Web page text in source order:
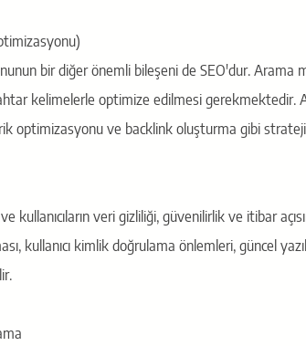
bir diğer önemli bileşeni de SEO'dur. Arama
kelimelerle optimize edilmesi gerekmektedir.
optimizasyonu ve backlink oluşturma gibi
kullanıcıların veri gizliliği, güvenilirlik ve itibar
kullanıcı kimlik doğrulama önlemleri, güncel